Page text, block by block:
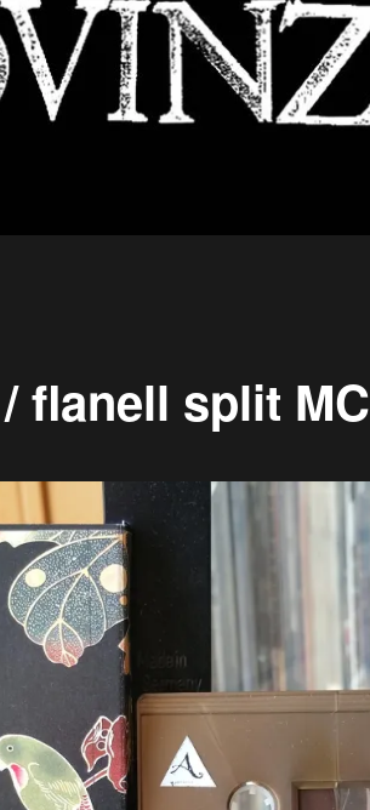
flanell split MC